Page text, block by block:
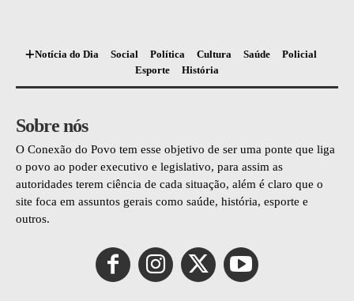
Notícia do Dia Social Política Cultura Saúde
Policial
Esporte
História
Sobre nós
O Conexão do Povo tem esse objetivo de ser uma ponte que liga
o povo ao poder executivo e legislativo, para assim as
autoridades terem ciência de cada situação, além é claro que o
site foca em assuntos gerais como saúde, história, esporte e
outros.